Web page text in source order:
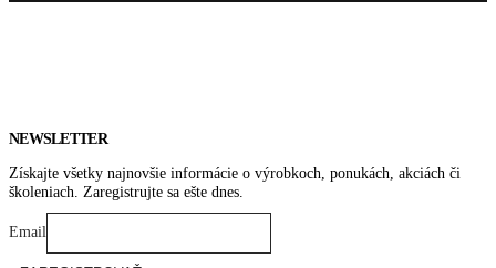
NEWSLETTER
Získajte všetky najnovšie informácie o výrobkoch, ponukách, akciách či
školeniach. Zaregistrujte sa ešte dnes.
Email